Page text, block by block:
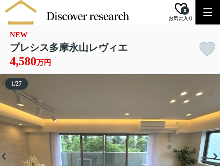
お気に入り
0
NEW
プレシス多摩永山レヴィエ
4,580万円
1/27